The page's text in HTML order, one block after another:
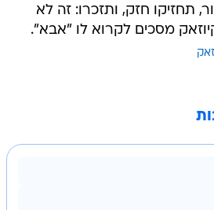
תחזיקו חזק, ותזכרו: זה לא
מסכים לקרוא לו "אבא".